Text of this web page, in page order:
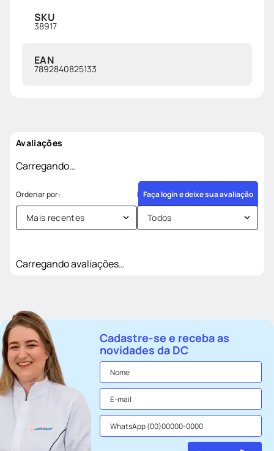
SKU
38917
EAN
7892840825133
Avaliações
Carregando…
Faça login e deixe sua avaliação
Mais recentes Todos
Carregando avaliações…
Cadastre-se e receba as
novidades da DC